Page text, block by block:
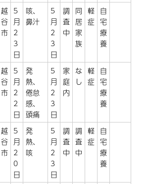
越
谷
市
5
月
2
3
日
咳、
鼻汁
5
月
2
3
日
調
査
中
同
居
家
族
軽
症
自
宅
療
養
越
谷
市
5
月
2
2
日
発
熱、
倦怠
感、
頭痛
5
月
2
3
日
家
庭
内
な
し
軽
症
自
宅
療
養
越
谷
市
5
月
2
0
日
発
熱、
咳
5
月
2
3
日
調
査
中
調
査
中
軽
症
自
宅
療
養